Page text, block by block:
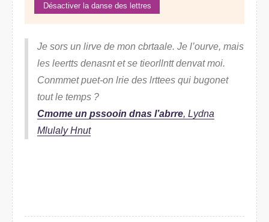
Désactiver la danse des lettres
Je sros un livre de mon cbraalte. Je l’orvue, mais
les lerttes desannt et se tieorllntt denavt moi.
Coemmnt puet-on lire des lrttees qui bneougt
tout le tepms ?
Comme un pssooin dans l’abrre, Lydna
Mllauly Hnut